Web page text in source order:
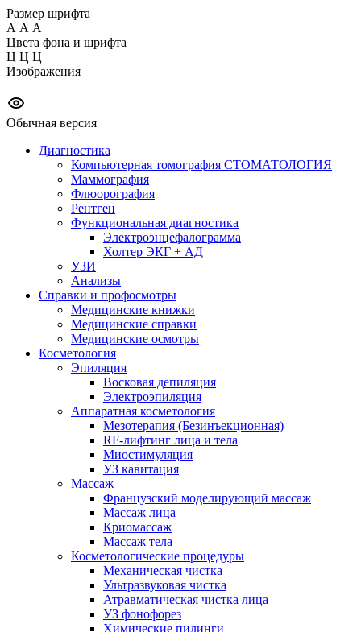
Размер шрифта
А А А
Цвета фона и шрифта
Ц Ц Ц
Изображения
Обычная версия
Диагностика
Компьютерная томография СТОМАТОЛОГИЯ
Маммография
Флюорография
Рентген
Функциональная диагностика
Электроэнцефалограмма
Холтер ЭКГ + АД
УЗИ
Анализы
Справки и профосмотры
Медицинские книжки
Медицинские справки
Медицинские осмотры
Косметология
Эпиляция
Восковая депиляция
Электроэпиляция
Аппаратная косметология
Мезотерапия (Безинъекционная)
RF-лифтинг лица и тела
Миостимуляция
УЗ кавитация
Массаж
Французский моделирующий массаж
Массаж лица
Криомассаж
Массаж тела
Косметологические процедуры
Механическая чистка
Ультразвуковая чистка
Атравматическая чистка лица
УЗ фонофорез
Химические пилинги